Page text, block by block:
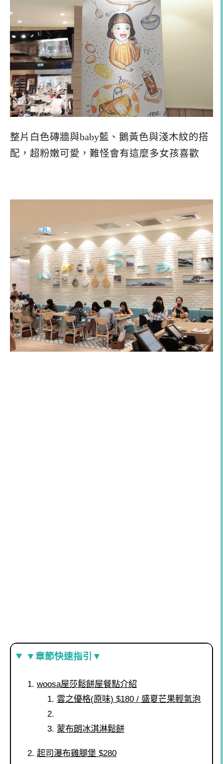
整片白色磚牆與baby藍、鵝黃色與淺木紋的搭
配，超粉嫩可愛，難怪會有這麼多女孩喜歡
▼章節快速指引▼
woosa屋莎鬆餅屋餐點介紹
雲之優格(原味) $180 / 盛夏芒果輕氣泡
蒙布朗冰淇淋鬆餅
起司瀑布雞腿堡 $280